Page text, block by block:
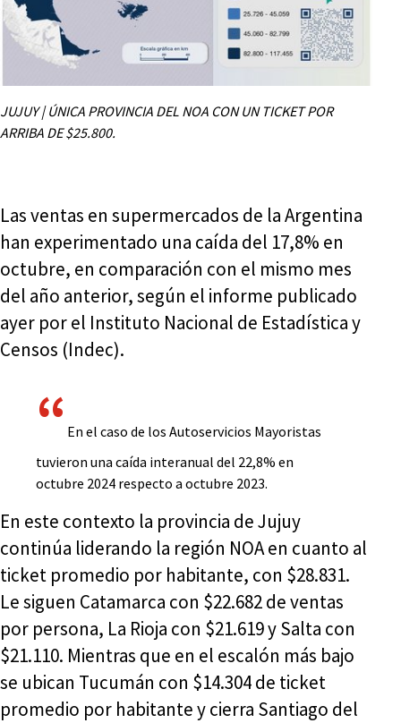
JUJUY | ÚNICA PROVINCIA DEL NOA CON UN TICKET POR
ARRIBA DE $25.800.
Las ventas en supermercados de la Argentina
han experimentado una caída del 17,8% en
octubre, en comparación con el mismo mes
del año anterior, según el informe publicado
ayer por el Instituto Nacional de Estadística y
Censos (Indec).
En el caso de los Autoservicios Mayoristas
tuvieron una caída interanual del 22,8% en
octubre 2024 respecto a octubre 2023.
En este contexto la provincia de Jujuy
continúa liderando la región NOA en cuanto al
ticket promedio por habitante, con $28.831.
Le siguen Catamarca con $22.682 de ventas
por persona, La Rioja con $21.619 y Salta con
$21.110. Mientras que en el escalón más bajo
se ubican Tucumán con $14.304 de ticket
promedio por habitante y cierra Santiago del